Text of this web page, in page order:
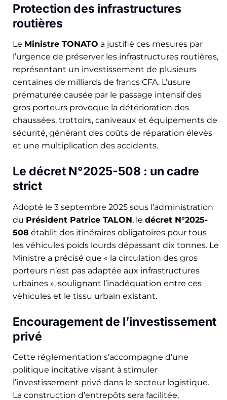
Protection des infrastructures
routières
Le Ministre TONATO a justifié ces mesures par
l’urgence de préserver les infrastructures routières,
représentant un investissement de plusieurs
centaines de milliards de francs CFA. L’usure
prématurée causée par le passage intensif des
gros porteurs provoque la détérioration des
chaussées, trottoirs, caniveaux et équipements de
sécurité, générant des coûts de réparation élevés
et une multiplication des accidents.
Le décret N°2025-508 : un cadre
strict
Adopté le 3 septembre 2025 sous l’administration
du Président Patrice TALON, le décret N°2025-
508 établit des itinéraires obligatoires pour tous
les véhicules poids lourds dépassant dix tonnes. Le
Ministre a précisé que « la circulation des gros
porteurs n’est pas adaptée aux infrastructures
urbaines », soulignant l’inadéquation entre ces
véhicules et le tissu urbain existant.
Encouragement de l’investissement
privé
Cette réglementation s’accompagne d’une
politique incitative visant à stimuler
l’investissement privé dans le secteur logistique.
La construction d’entrepôts sera facilitée,